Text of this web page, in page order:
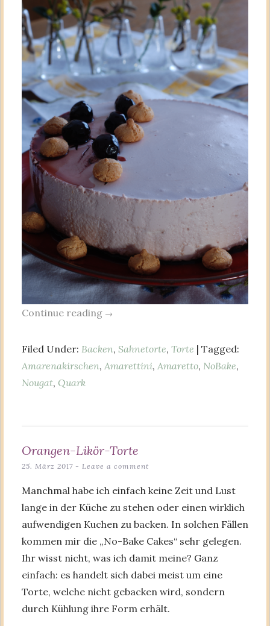
Continue reading →
Filed Under: Backen, Sahnetorte, Torte | Tagged:
Amarenakirschen, Amarettini, Amaretto, NoBake,
Nougat, Quark
Orangen-Likör-Torte
25. März 2017 Leave a comment
Manchmal habe ich einfach keine Zeit und Lust
lange in der Küche zu stehen oder einen wirklich
aufwendigen Kuchen zu backen. In solchen Fällen
kommen mir die „No-Bake Cakes“ sehr gelegen.
Ihr wisst nicht, was ich damit meine? Ganz
einfach: es handelt sich dabei meist um eine
Torte, welche nicht gebacken wird, sondern
durch Kühlung ihre Form erhält.